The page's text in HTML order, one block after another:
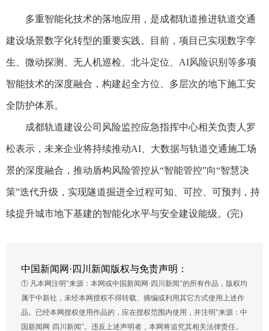
多重智能化技术的落地应用，是成都轨道推进轨道交通
建设场景数字化转型的重要实践。目前，项目已实现数字孪
生、微动探测、无人机巡检、北斗定位、AI风险识别等多项
智能技术的深度融合，构建起全方位、多层次的地下施工安
全防护体系。
成都轨道建设公司风险监控应急指挥中心相关负责人罗
松表示，未来企业将持续推动AI、大数据与轨道交通施工场
景的深度融合，推动盾构风险管控从“智能管控”向“智慧决
策”迭代升级，实现隧道掘进全过程可知、可控、可预判，持
续提升城市地下基建的智能化水平与安全建设能级。(完)
中国新闻网·四川新闻版权与免责声明：
① 凡本网注明"来源：本网或中国新闻网·四川新闻"的所有作品，版权均
属于中新社，未经本网授权不得转载、摘编或利用其它方式使用上述作
品。已经本网授权使用作品的，应在授权范围内使用，并注明"来源：中
国新闻网·四川新闻"。违反上述声明者，本网将追究其相关法律责任。